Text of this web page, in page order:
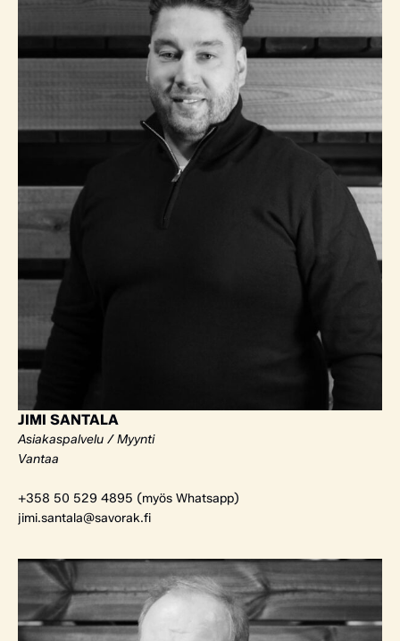
JIMI SANTALA
Asiakaspalvelu / Myynti
Vantaa
+358 50 529 4895 (myös Whatsapp)
jimi.santala@savorak.fi